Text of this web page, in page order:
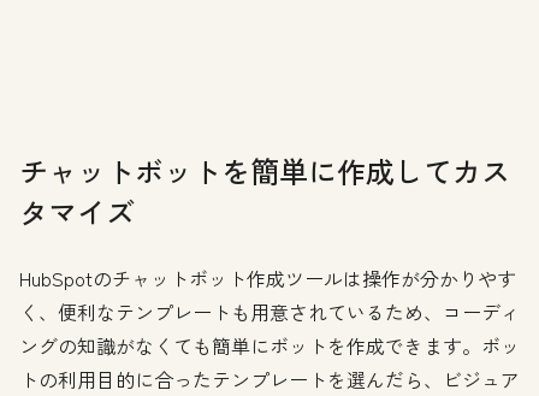
チャットボットを簡単に作成してカス
タマイズ
HubSpotのチャットボット作成ツールは操作が分かりやす
く、便利なテンプレートも用意されているため、コーディ
ングの知識がなくても簡単にボットを作成できます。ボッ
トの利用目的に合ったテンプレートを選んだら、ビジュア